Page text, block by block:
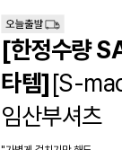
[한정수량
타템][S-
임산부셔츠